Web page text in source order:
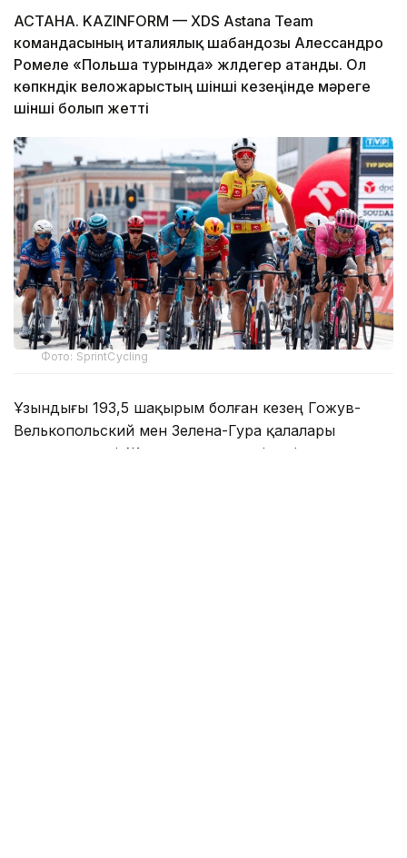
АСТАНА. KAZINFORM — XDS Astana Team
командасының италиялық шабандозы Алессандро
Ромеле «Польша турында» жүлдегер атанды. Ол
көпкүндік веложарыстың үшінші кезеңінде мәреге
үшінші болып жетті
Фото: SprintCycling
Ұзындығы 193,5 шақырым болған кезең Гожув-
Велькопольский мен Зелена-Гура қалалары
арасында өтті. Жарыстың шешуші сәтінде